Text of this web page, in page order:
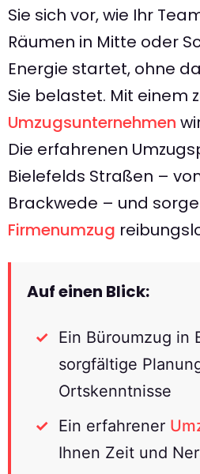
Sie sich vor, wie Ihr
Räumen in Mitte oder
Energie startet, ohne
Sie belastet. Mit einem
Umzugsunternehmen
Die erfahrenen
Bielefelds Straßen –
Brackwede – und
Firmenumzug
Auf einen Blick:
Ein Büroumzug in
sorgfältige
Ortskenntnisse
Ein erfahrener
Ihnen Zeit und